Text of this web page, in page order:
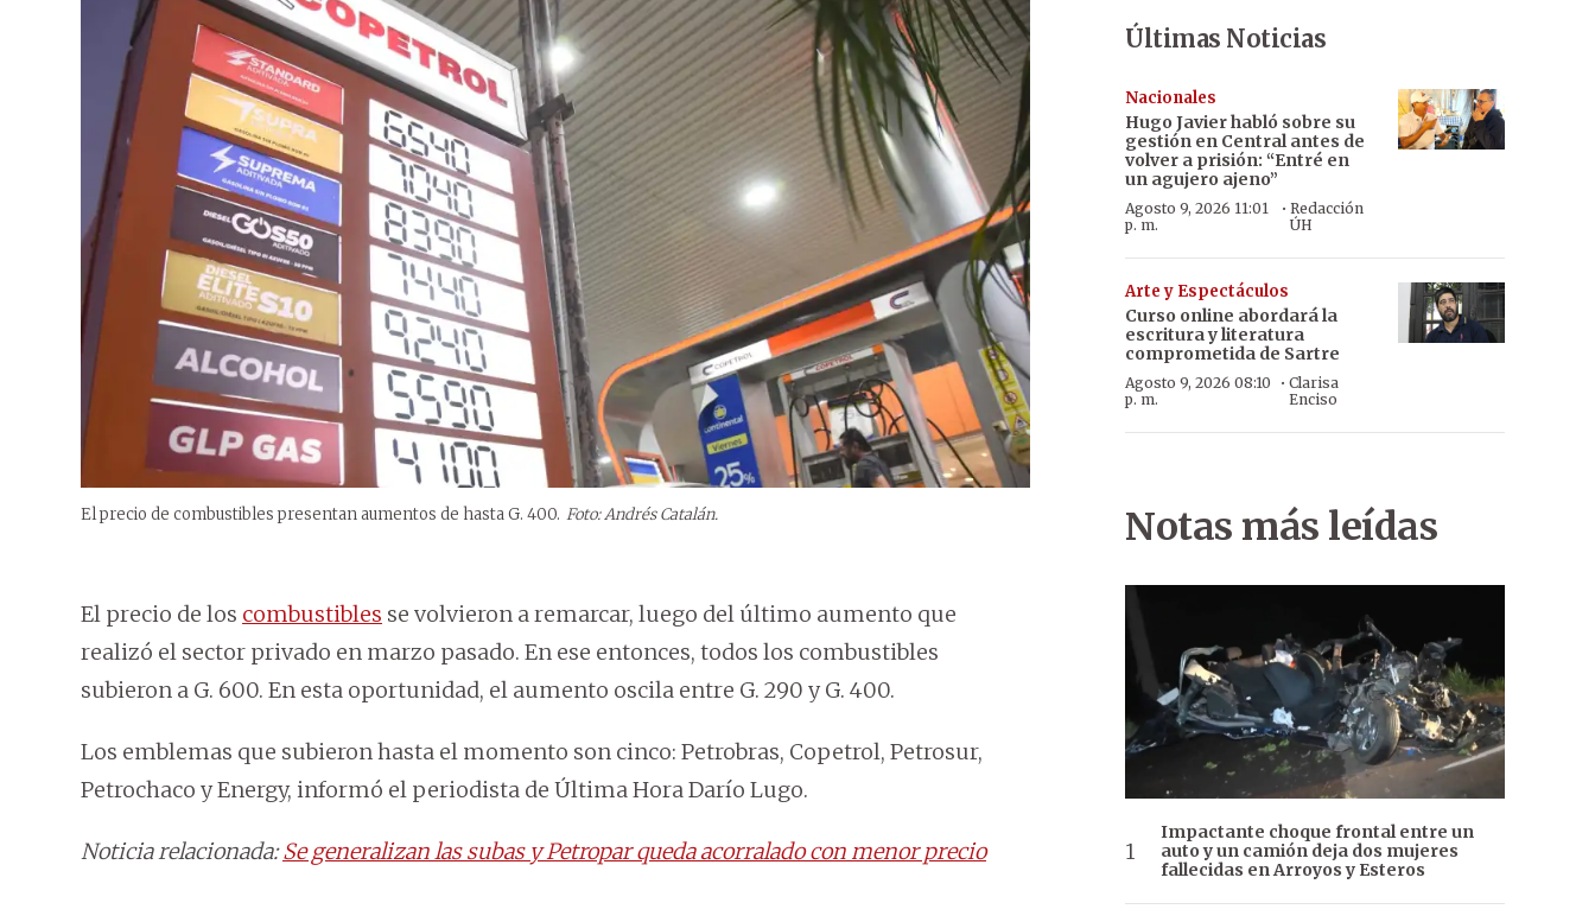
El precio de combustibles presentan aumentos de hasta G. 400. Foto: Andrés Catalán.
El precio de los combustibles se volvieron a remarcar, luego del último aumento que
realizó el sector privado en marzo pasado. En ese entonces, todos los combustibles
subieron a G. 600. En esta oportunidad, el aumento oscila entre G. 290 y G. 400.
Los emblemas que subieron hasta el momento son cinco: Petrobras, Copetrol, Petrosur,
Petrochaco y Energy, informó el periodista de Última Hora Darío Lugo.
Noticia relacionada:Se generalizan las subas y Petropar queda acorralado con menor precio
Últimas Noticias
Nacionales
Hugo Javier habló sobre su
gestión en Central antes de
volver a prisión: “Entré en
un agujero ajeno”
Agosto 9, 2026 11:01
p. m.
· Redacción
ÚH
Arte y Espectáculos
Curso online abordará la
escritura y literatura
comprometida de Sartre
Agosto 9, 2026 08:10
p. m.
·Clarisa
Enciso
Notas más leídas
Impactante choque frontal entre un
auto y un camión deja dos mujeres
fallecidas en Arroyos y Esteros